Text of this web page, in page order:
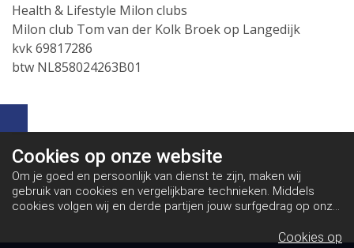
Health & Lifestyle Milon clubs
Milon club Tom van der Kolk Broek op Langedijk
kvk 69817286
btw NL858024263B01
Cookies op onze website
Om je goed en persoonlijk van dienst te zijn, maken wij
gebruik van cookies en vergelijkbare technieken. Middels
cookies volgen wij en derde partijen jouw surfgedrag op onze
en dit maakt het voor jou mogelijk om informatie te delen via
Cookies op